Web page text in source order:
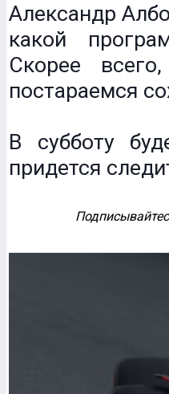
Александр
какой
Скорее
постараемся
В субботу
придется